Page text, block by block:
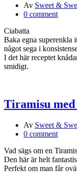
Av Sweet &
0 comment
Ciabatta
Baka egna superenkla
något sega i
I det här receptet
smidigt.
Tiramisu
Av Sweet &
0 comment
Vad sägs om en
Den här är helt
Perfekt om man får